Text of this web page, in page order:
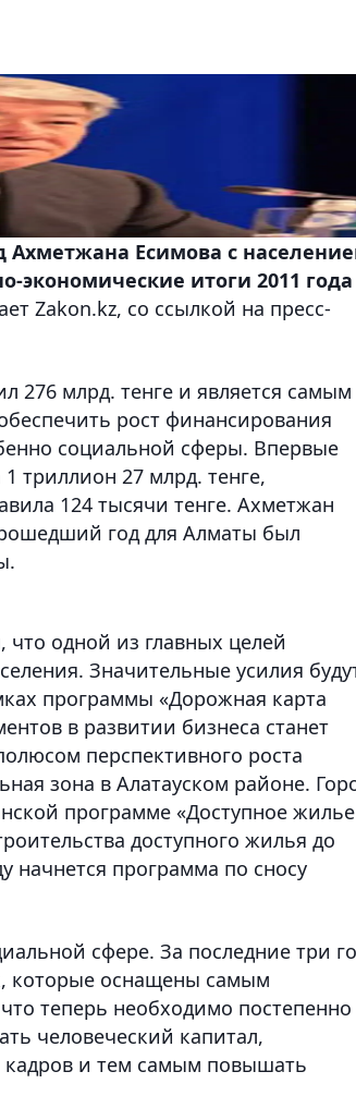
Ахметжана Есимова с
экономические итоги 2011
Zakon.kz, со ссылкой на пресс-
276 млрд. тенге и является самым
рост финансирования
социальной сферы. Впервые
триллион 27 млрд. тенге,
124 тысячи тенге. Ахметжан
год для Алматы был
что одной из главных целей
Значительные усилия
программы «Дорожная карта
в развитии бизнеса станет
перспективного роста
зона в Алатауском районе.
программе «Доступное
доступного жилья до
начнется программа по сносу
сфере. За последние три
которые оснащены самым
теперь необходимо постепенно
человеческий капитал,
кадров и тем самым повышать